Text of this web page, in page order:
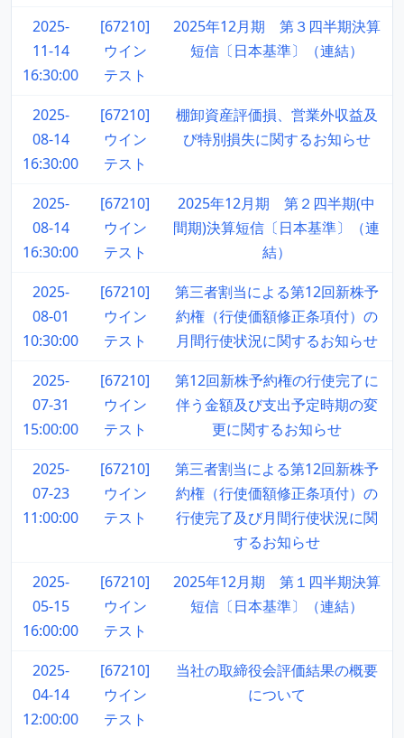
2025-
11-14
16:30:00
[67210]
ウイン
テスト
2025年12月期 第３四半期決算
短信〔日本基準〕（連結）
2025-
08-14
16:30:00
[67210]
ウイン
テスト
棚卸資産評価損、営業外収益及
び特別損失に関するお知らせ
2025-
08-14
16:30:00
[67210]
ウイン
テスト
2025年12月期 第２四半期(中
間期)決算短信〔日本基準〕（連
結）
2025-
08-01
10:30:00
[67210]
ウイン
テスト
第三者割当による第12回新株予
約権（行使価額修正条項付）の
月間行使状況に関するお知らせ
2025-
07-31
15:00:00
[67210]
ウイン
テスト
第12回新株予約権の行使完了に
伴う金額及び支出予定時期の変
更に関するお知らせ
2025-
07-23
11:00:00
[67210]
ウイン
テスト
第三者割当による第12回新株予
約権（行使価額修正条項付）の
行使完了及び月間行使状況に関
するお知らせ
2025-
05-15
16:00:00
[67210]
ウイン
テスト
2025年12月期 第１四半期決算
短信〔日本基準〕（連結）
2025-
04-14
12:00:00
[67210]
ウイン
テスト
当社の取締役会評価結果の概要
について